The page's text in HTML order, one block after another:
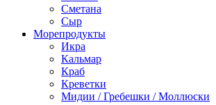
Сметана
Сыр
Морепродукты
Икра
Кальмар
Краб
Креветки
Мидии / Гребешки / Моллюски